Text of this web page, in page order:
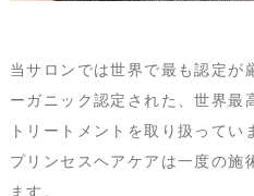
当サロンでは世界で最も認定が
ーガニック認定された、世界最
トリートメントを取り扱ってい
プリンセスヘアケアは一度の施
ます。